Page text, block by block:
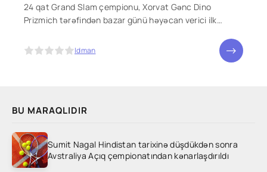
BU MARAQLIDIR
Sumit Nagal Hindistan tarixinə düşdükdən sonra
Avstraliya Açıq çempionatından kənarlaşdırıldı
24 qat Grand Slam çempionu, Xorvat Gənc Dino
Prizmich tərəfindən bazar günü həyəcan verici ilk
Idman